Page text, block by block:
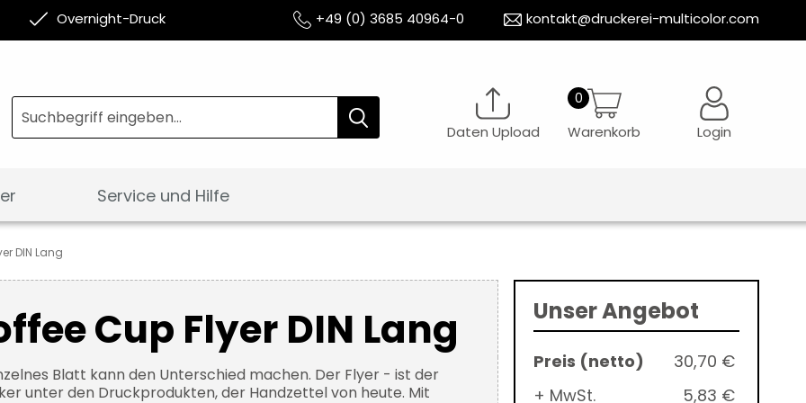
Overnight-Druck +49 (0) 3685 40964-0 kontakt@druckerei-multicolor.com
Daten Upload Warenkorb Login
Service und Hilfe
DIN Lang
Unser Angebot
30,70 €
+ MwSt.
5,83 €
Cup Flyer DIN Lang
Blatt kann den Unterschied machen. Der Flyer - ist der
unter den Druckprodukten, der Handzettel von heute. Mit